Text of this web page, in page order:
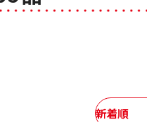
新着順